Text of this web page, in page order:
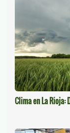
Clima en La Rioja: